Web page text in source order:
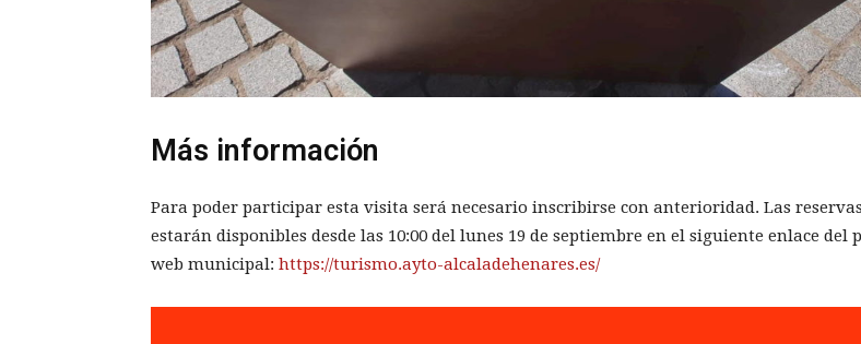
Más información
Para poder participar esta visita será necesario inscribirse con anterioridad. Las reservas
estarán disponibles desde las 10:00 del lunes 19 de septiembre en el siguiente enlace del
web municipal: https://turismo.ayto-alcaladehenares.es/